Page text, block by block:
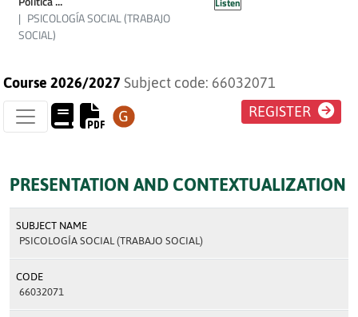
PSICOLOGÍA SOCIAL (TRABAJO
SOCIAL)
(TRABAJO SOCIAL)
Course 2026/2027 Subject code: 66032071
REGISTER
PRESENTATION AND CONTEXTUALIZATION
SUBJECT NAME
PSICOLOGÍA SOCIAL (TRABAJO SOCIAL)
CODE
66032071